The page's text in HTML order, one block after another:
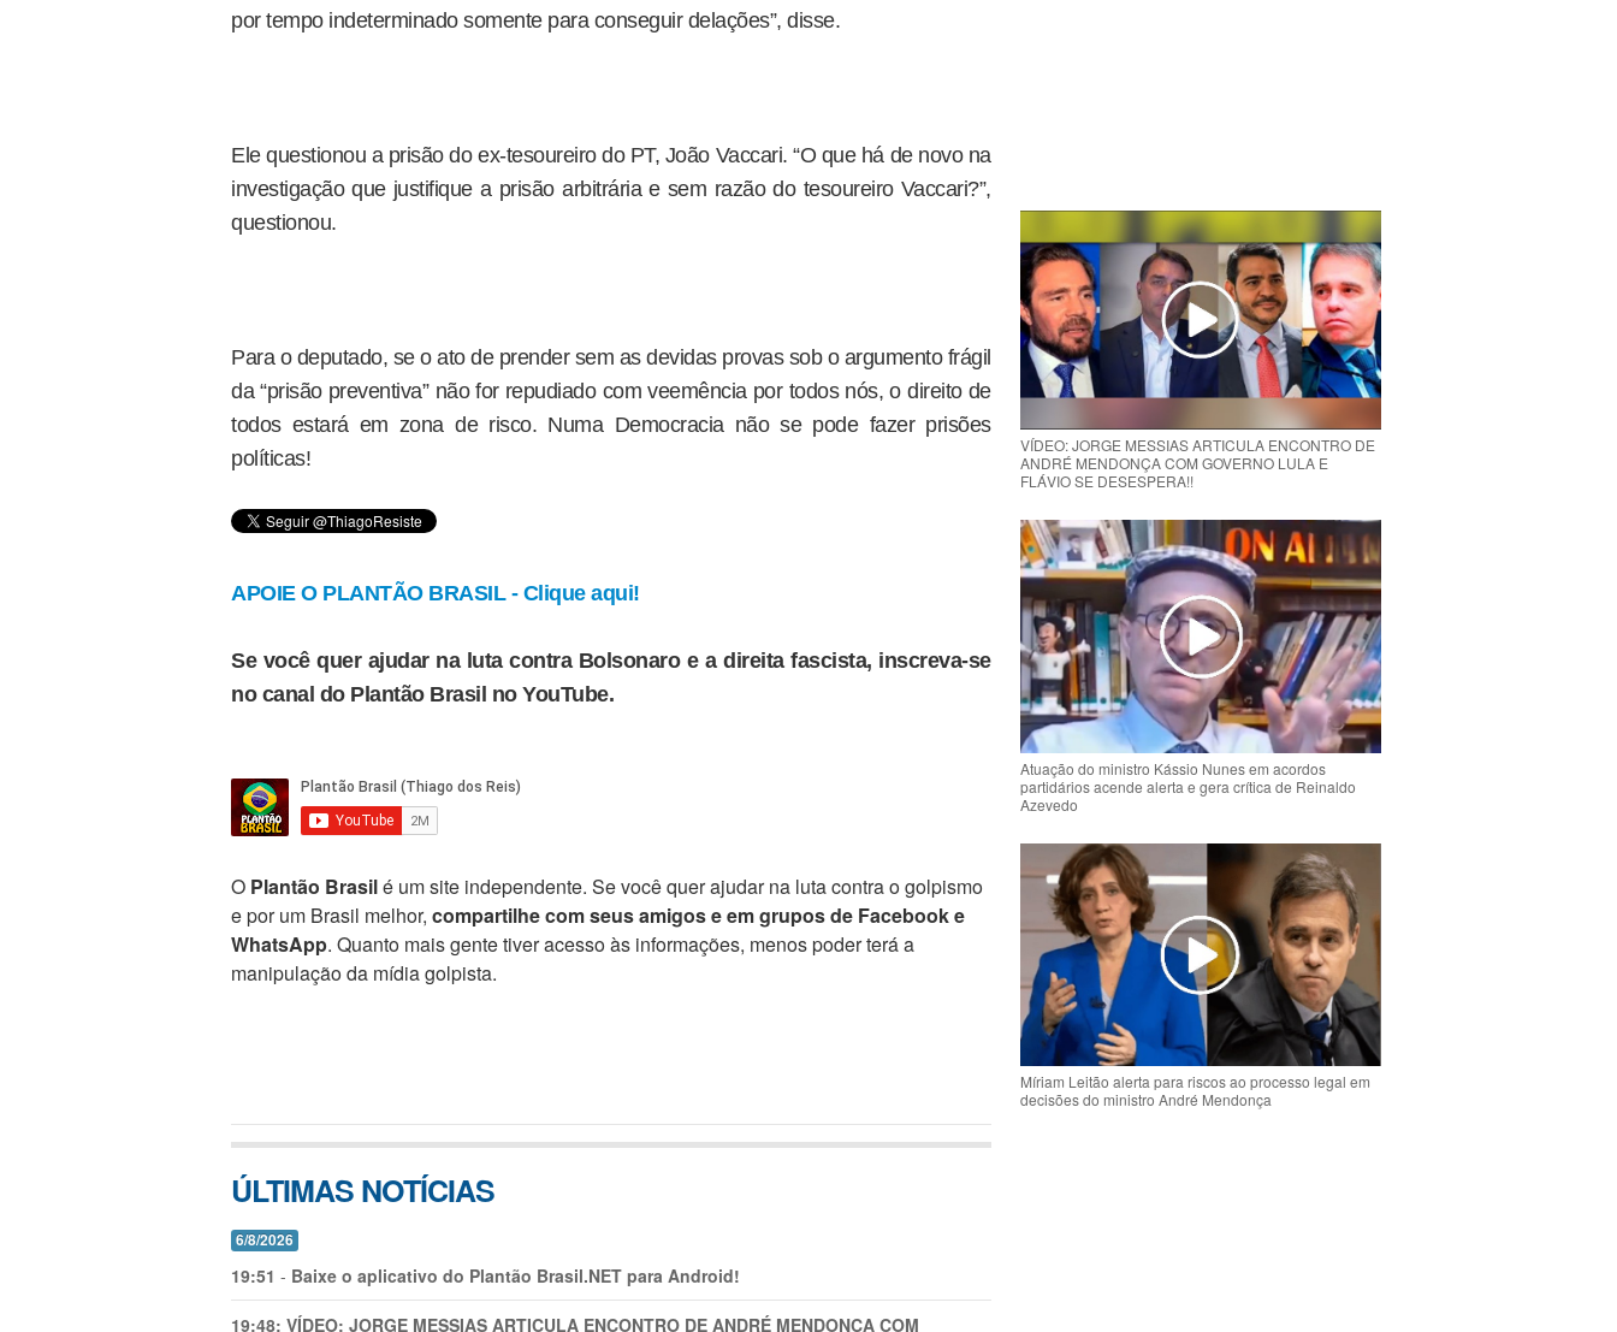
por tempo indeterminado somente para conseguir delações”, disse.
Ele questionou a prisão do ex-tesoureiro do PT, João Vaccari. “O que há de novo na
investigação que justifique a prisão arbitrária e sem razão do tesoureiro Vaccari?”,
questionou.
Para o deputado, se o ato de prender sem as devidas provas sob o argumento frágil
da “prisão preventiva” não for repudiado com veemência por todos nós, o direito de
todos estará em zona de risco. Numa Democracia não se pode fazer prisões
políticas!
APOIE O PLANTÃO BRASIL - Clique aqui!
Se você quer ajudar na luta contra Bolsonaro e a direita fascista, inscreva-se
no canal do Plantão Brasil no YouTube.
O Plantão Brasilé um site independente. Se você quer ajudar na luta contra o golpismo
e por um Brasil melhor, compartilhe com seus amigos e em grupos de Facebook e
WhatsApp. Quanto mais gente tiver acesso às informações, menos poder terá a
manipulação da mídia golpista.
ÚLTIMAS NOTÍCIAS
6/8/2026
19:51 - Baixe o aplicativo do Plantão Brasil.NET para Android!
19:48: VÍDEO: JORGE MESSIAS ARTICULA ENCONTRO DE ANDRÉ MENDONÇA COM
VÍDEO: JORGE MESSIAS ARTICULA ENCONTRO DE
ANDRÉ MENDONÇA COM GOVERNO LULA E
FLÁVIO SE DESESPERA!!
Atuação do ministro Kássio Nunes em acordos
partidários acende alerta e gera crítica de Reinaldo
Azevedo
Míriam Leitão alerta para riscos ao processo legal em
decisões do ministro André Mendonça